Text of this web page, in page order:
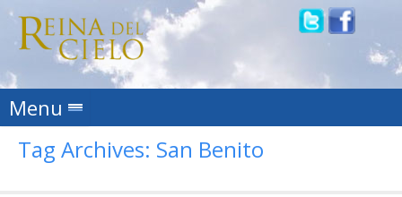
Menu Skip to content
Tag Archives: San Benito